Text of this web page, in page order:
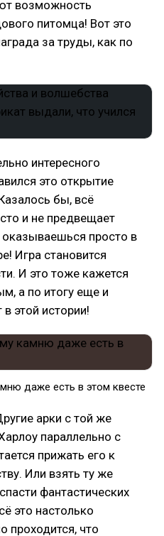
возможность
питомца! Вот это
за труды, как по
интересного
это открытие
бы, всё
и не предвещает
просто в
Игра становится
И это тоже кажется
а по итогу еще и
этой истории!
даже есть в этом квесте
арки с той же
параллельно с
прижать его к
Или взять ту же
фантастических
это настолько
проходится, что